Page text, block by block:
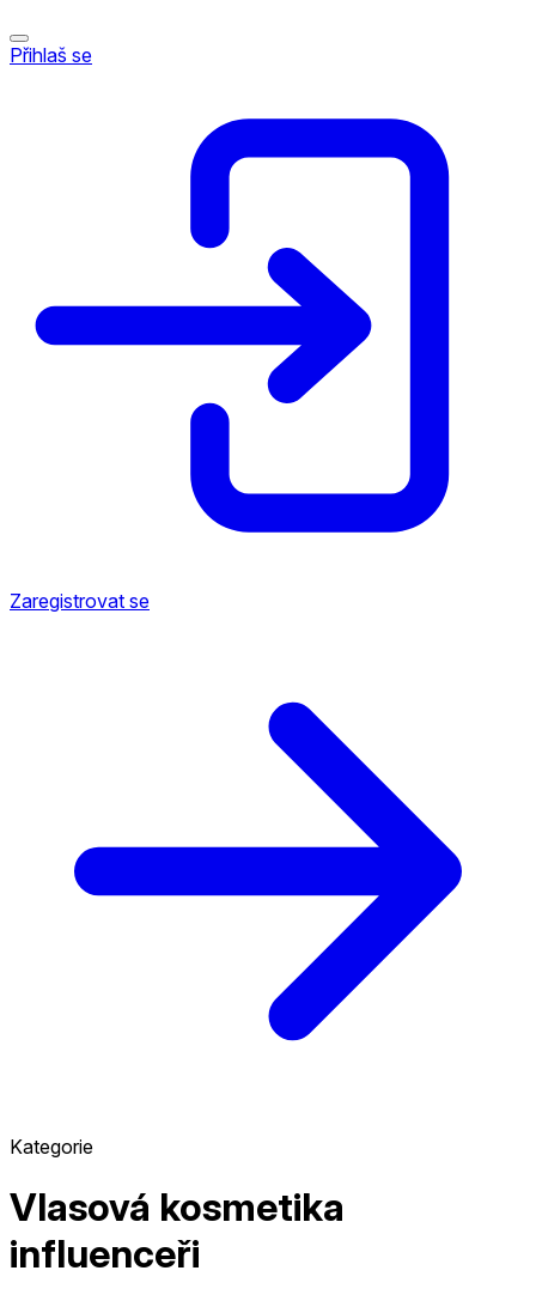
Přihlaš se
Zaregistrovat se
Kategorie
Vlasová kosmetika
influenceři